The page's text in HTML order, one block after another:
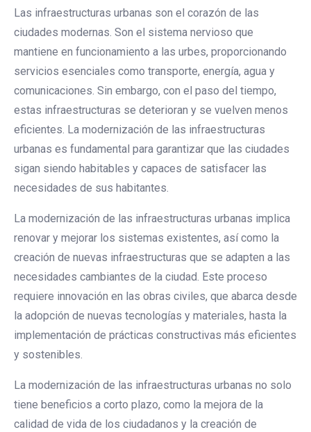
Las infraestructuras urbanas son el corazón de las
ciudades modernas. Son el sistema nervioso que
mantiene en funcionamiento a las urbes, proporcionando
servicios esenciales como transporte, energía, agua y
comunicaciones. Sin embargo, con el paso del tiempo,
estas infraestructuras se deterioran y se vuelven menos
eficientes. La modernización de las infraestructuras
urbanas es fundamental para garantizar que las ciudades
sigan siendo habitables y capaces de satisfacer las
necesidades de sus habitantes.
La modernización de las infraestructuras urbanas implica
renovar y mejorar los sistemas existentes, así como la
creación de nuevas infraestructuras que se adapten a las
necesidades cambiantes de la ciudad. Este proceso
requiere innovación en las obras civiles, que abarca desde
la adopción de nuevas tecnologías y materiales, hasta la
implementación de prácticas constructivas más eficientes
y sostenibles.
La modernización de las infraestructuras urbanas no solo
tiene beneficios a corto plazo, como la mejora de la
calidad de vida de los ciudadanos y la creación de